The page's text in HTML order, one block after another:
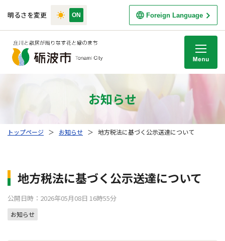
明るさを変更 Foreign Language
お知らせ
トップページ ＞ お知らせ ＞ 地方税法に基づく公示送達について
地方税法に基づく公示送達について
公開日時：2026年05月08日 16時55分
お知らせ